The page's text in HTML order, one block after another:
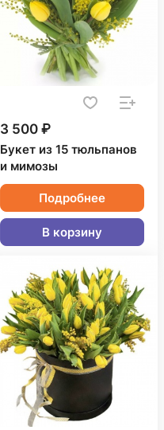
3 500 ₽
Букет из 15 тюльпанов
и мимозы
Подробнее
В корзину